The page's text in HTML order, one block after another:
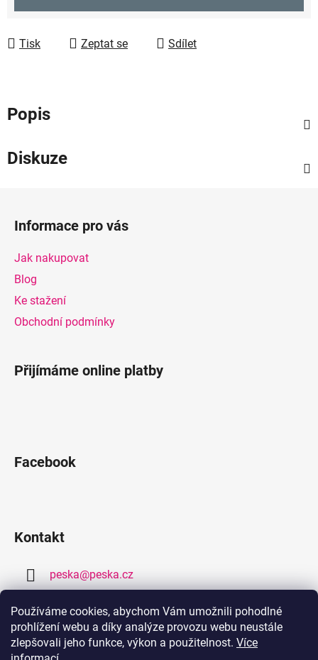
Používáme cookies, abychom Vám umožnili pohodlné
prohlížení webu a díky analýze provozu webu neustále
zlepšovali jeho funkce, výkon a použitelnost. Více
Tisk Zeptat se Sdílet
Popis
Diskuze
Informace pro vás
Jak nakupovat
Blog
Ke stažení
Obchodní podmínky
Přijímáme online platby
Facebook
Kontakt
peska@peska.cz
377 259 632
778 459 632